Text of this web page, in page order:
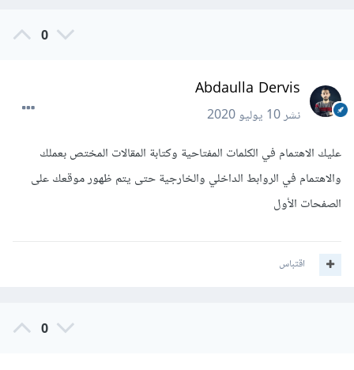
0
Abdaulla Dervis
نشر10 يوليو 2020
عليك الاهتمام في الكلمات المفتاحية وكتابة المقالات المختص بعملك
والاهتمام في الروابط الداخلي والخارجية حتى يتم ظهور موقعك على
الصفحات الأول
اقتباس
0